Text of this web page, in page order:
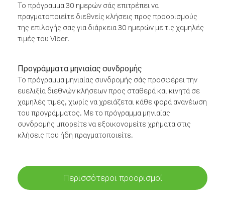
Το πρόγραμμα 30 ημερών σάς επιτρέπει να
πραγματοποιείτε διεθνείς κλήσεις προς προορισμούς
της επιλογής σας για διάρκεια 30 ημερών με τις χαμηλές
τιμές του Viber.
Προγράμματα μηνιαίας συνδρομής
Το πρόγραμμα μηνιαίας συνδρομής σάς προσφέρει την
ευελιξία διεθνών κλήσεων προς σταθερά και κινητά σε
χαμηλές τιμές, χωρίς να χρειάζεται κάθε φορά ανανέωση
του προγράμματος. Με το πρόγραμμα μηνιαίας
συνδρομής μπορείτε να εξοικονομείτε χρήματα στις
κλήσεις που ήδη πραγματοποιείτε.
Περισσότεροι προορισμοί